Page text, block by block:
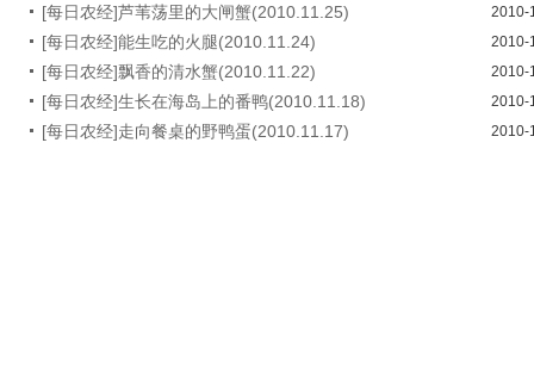
[每日农经]芦苇荡里的大闸蟹(2010.11.25) 2010-
[每日农经]能生吃的火腿(2010.11.24) 2010-
[每日农经]飘香的清水蟹(2010.11.22) 2010-
[每日农经]生长在海岛上的番鸭(2010.11.18) 2010-
[每日农经]走向餐桌的野鸭蛋(2010.11.17) 2010-